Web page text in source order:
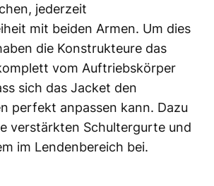
jederzeit
mit beiden Armen. Um dies
die Konstrukteure das
vom Auftriebskörper
sich das Jacket den
perfekt anpassen kann. Dazu
verstärkten Schultergurte und
im Lendenbereich bei.